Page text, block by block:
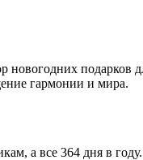
подарков
гармонии и мира.
а все 364 дня в